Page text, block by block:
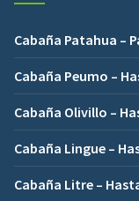
Cabaña Patahua –
Cabaña Peumo –
Cabaña Olivillo –
Cabaña Lingue –
Cabaña Litre –